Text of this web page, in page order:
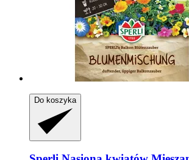
Do koszyka